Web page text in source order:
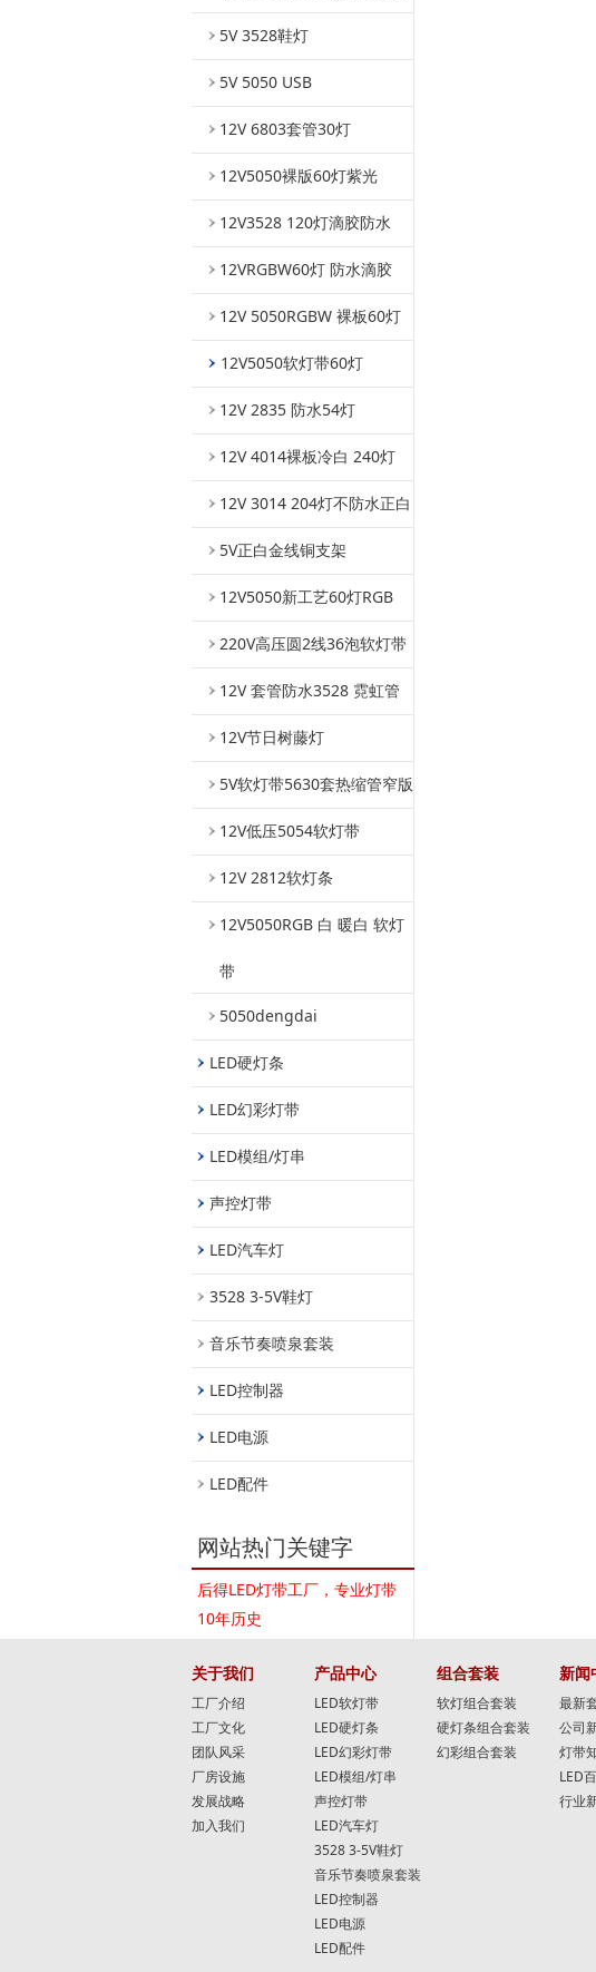
5V 3528鞋灯
5V 5050 USB
12V 6803套管30灯
12V5050裸版60灯紫光
12V3528 120灯滴胶防水
12VRGBW60灯 防水滴胶
12V 5050RGBW 裸板60灯
12V5050软灯带60灯
12V 2835 防水54灯
12V 4014裸板冷白 240灯
12V 3014 204灯不防水正白
5V正白金线铜支架
12V5050新工艺60灯RGB
220V高压圆2线36泡软灯带
12V 套管防水3528 霓虹管
12V节日树藤灯
5V软灯带5630套热缩管窄版
12V低压5054软灯带
12V 2812软灯条
12V5050RGB 白 暖白 软灯
带
5050dengdai
LED硬灯条
LED幻彩灯带
LED模组/灯串
声控灯带
LED汽车灯
3528 3-5V鞋灯
音乐节奏喷泉套装
LED控制器
LED电源
LED配件
网站热门关键字
后得LED灯带工厂，专业灯带
10年历史
关于我们
工厂介绍
工厂文化
团队风采
厂房设施
发展战略
加入我们
产品中心
LED软灯带
LED硬灯条
LED幻彩灯带
LED模组/灯串
声控灯带
LED汽车灯
3528 3-5V鞋灯
音乐节奏喷泉套装
LED控制器
LED电源
LED配件
组合套装
软灯组合套装
硬灯条组合套装
幻彩组合套装
新闻
最新
公司
灯带
LED
行业